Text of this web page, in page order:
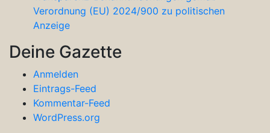
Verordnung (EU) 2024/900 zu politischen
Anzeige
Deine Gazette
Anmelden
Eintrags-Feed
Kommentar-Feed
WordPress.org